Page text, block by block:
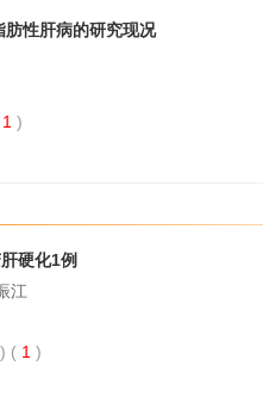
性肝病的研究现况
1 )
硬化1例
江
( 1 )